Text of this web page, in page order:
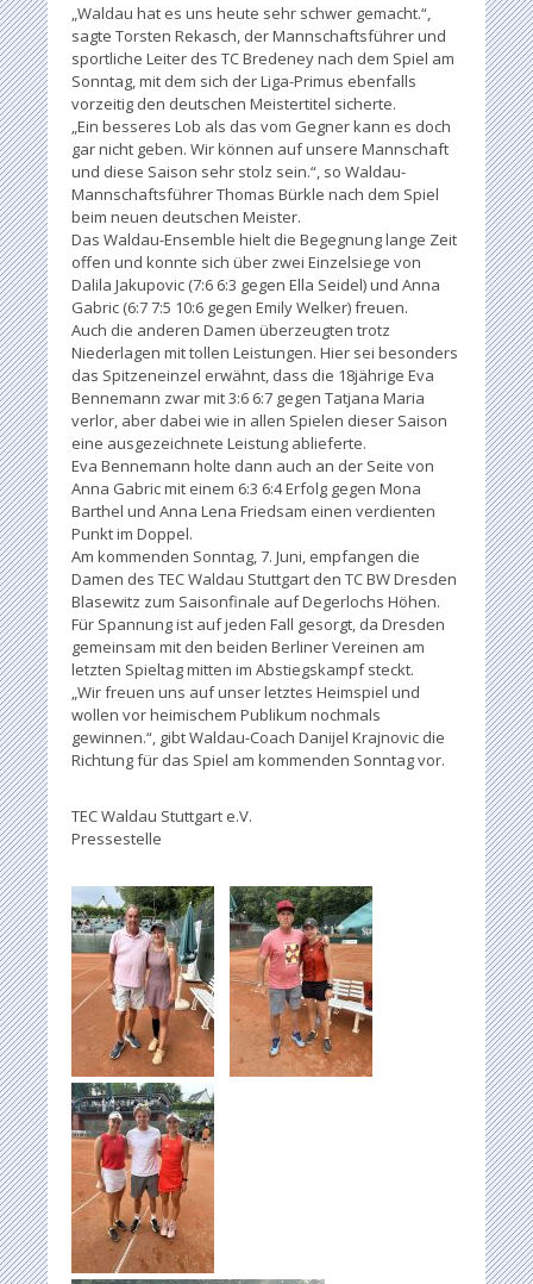
„Waldau hat es uns heute sehr schwer gemacht.“,
sagte Torsten Rekasch, der Mannschaftsführer und
sportliche Leiter des TC Bredeney nach dem Spiel am
Sonntag, mit dem sich der Liga-Primus ebenfalls
vorzeitig den deutschen Meistertitel sicherte.
„Ein besseres Lob als das vom Gegner kann es doch
gar nicht geben. Wir können auf unsere Mannschaft
und diese Saison sehr stolz sein.“, so Waldau-
Mannschaftsführer Thomas Bürkle nach dem Spiel
beim neuen deutschen Meister.
Das Waldau-Ensemble hielt die Begegnung lange Zeit
offen und konnte sich über zwei Einzelsiege von
Dalila Jakupovic (7:6 6:3 gegen Ella Seidel) und Anna
Gabric (6:7 7:5 10:6 gegen Emily Welker) freuen.
Auch die anderen Damen überzeugten trotz
Niederlagen mit tollen Leistungen. Hier sei besonders
das Spitzeneinzel erwähnt, dass die 18jährige Eva
Bennemann zwar mit 3:6 6:7 gegen Tatjana Maria
verlor, aber dabei wie in allen Spielen dieser Saison
eine ausgezeichnete Leistung ablieferte.
Eva Bennemann holte dann auch an der Seite von
Anna Gabric mit einem 6:3 6:4 Erfolg gegen Mona
Barthel und Anna Lena Friedsam einen verdienten
Punkt im Doppel.
Am kommenden Sonntag, 7. Juni, empfangen die
Damen des TEC Waldau Stuttgart den TC BW Dresden
Blasewitz zum Saisonfinale auf Degerlochs Höhen.
Für Spannung ist auf jeden Fall gesorgt, da Dresden
gemeinsam mit den beiden Berliner Vereinen am
letzten Spieltag mitten im Abstiegskampf steckt.
„Wir freuen uns auf unser letztes Heimspiel und
wollen vor heimischem Publikum nochmals
gewinnen.“, gibt Waldau-Coach Danijel Krajnovic die
Richtung für das Spiel am kommenden Sonntag vor.
TEC Waldau Stuttgart e.V.
Pressestelle